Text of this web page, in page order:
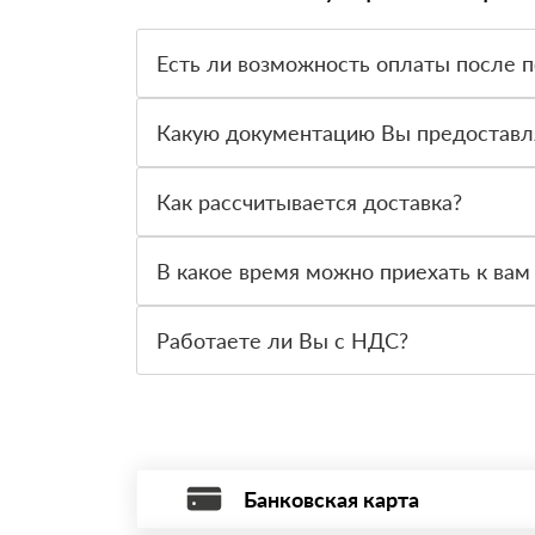
Есть ли возможность оплаты после
вправе от него отказаться.
Какую документацию Вы
Как рассчитывается доставка?
стоимости и сроков доставки, которые
В какое время можно приехать к вам
Работаете ли Вы с НДС?
Банковская карта